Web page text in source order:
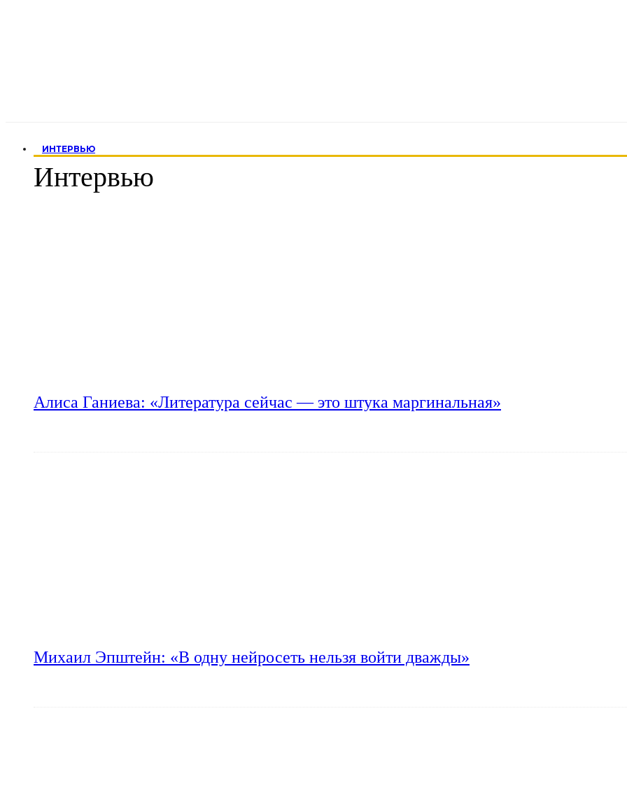
ИНТЕРВЬЮ
Интервью
Алиса Ганиева: «Литература сейчас — это штука маргинальная»
Михаил Эпштейн: «В одну нейросеть нельзя войти дважды»